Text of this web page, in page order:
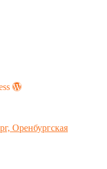
Оренбургская